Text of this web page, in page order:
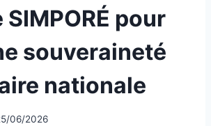
pour
souveraineté
nationale
06/2026